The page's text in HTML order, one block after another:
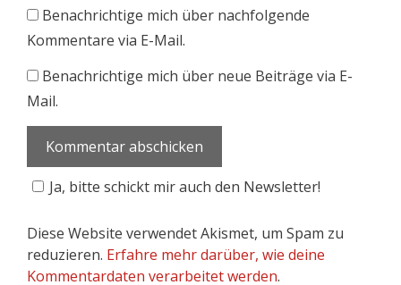
Benachrichtige mich über nachfolgende
Kommentare via E-Mail.
Benachrichtige mich über neue Beiträge via E-
Mail.
Ja, bitte schickt mir auch den Newsletter!
Diese Website verwendet Akismet, um Spam zu
reduzieren. Erfahre mehr darüber, wie deine
Kommentardaten verarbeitet werden.